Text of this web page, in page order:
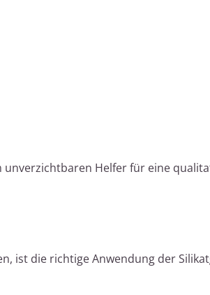
Helfer für eine
ist die richtige Anwendung der